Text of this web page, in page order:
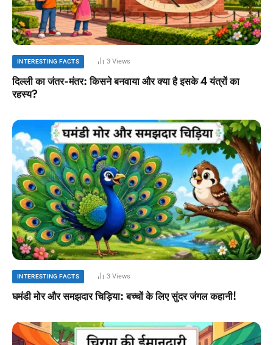
INTERESTING FACTS 3 Views
दिल्ली का जंतर-मंतर: किसने बनवाया और क्या है इसके 4 यंत्रों का
रहस्य?
INTERESTING FACTS 3 Views
घमंडी मोर और समझदार चिड़िया: बच्चों के लिए सुंदर जंगल कहानी!